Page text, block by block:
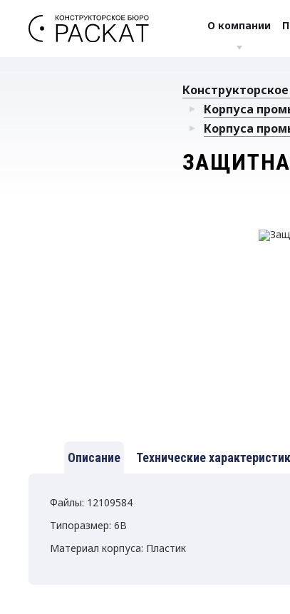
О компании
Корпуса
Корпуса
Описание Технические
Файлы: 12109584
Типоразмер: 6B
Материал корпуса: Пластик